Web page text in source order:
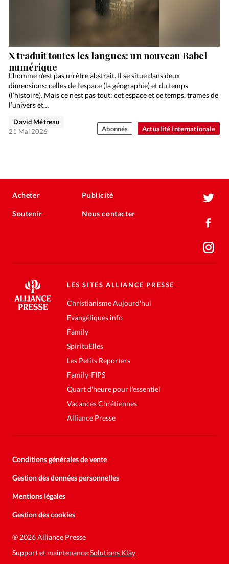
Actualité internationale
X traduit toutes les langues: un nouveau Babel
numérique
L’homme n’est pas un être abstrait. Il se situe dans deux
dimensions: celles de l’espace (la géographie) et du temps
(l’histoire). Mais ce n’est pas tout: cet espace et ce temps, trames de
l’univers et…
David Métreau
21 Mai 2026
Abonnés
Acheter
Soutenir
Publicité
Nous contacter
LES SITES ALLIANCE PRESSE
Christianisme Aujourd'hui
Evangéliques.info
Family
SpirituElles
Les Petits Reporters
Family-FIPS
Quart d'heure pour l'essentiel
Vacances Chrétiennes
Alliance Presse
Conditions générales de vente
Gestion des données personnelles
Mentions légales
Gestion des cookies
® 2026 Alliance Presse
Support et maintenance:Solutions Kläy
nous développer